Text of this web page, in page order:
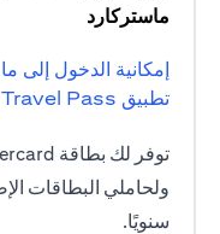
ماستركارد
تطبيق Mastercard Travel Pass
سنويًا.